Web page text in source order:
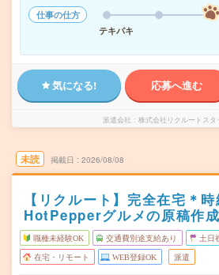
仕事の仕方
テキパキ
気になる! 応募へ進む
派遣会社 株式会社リクルートスタ
未読 掲載日 2026/08/08
【リクルート】完全在宅＊時
HotPepperグルメの原稿作成
職種未経験OK 交通費別途支給あり 土日
在宅・リモート WEB登録OK 派遣